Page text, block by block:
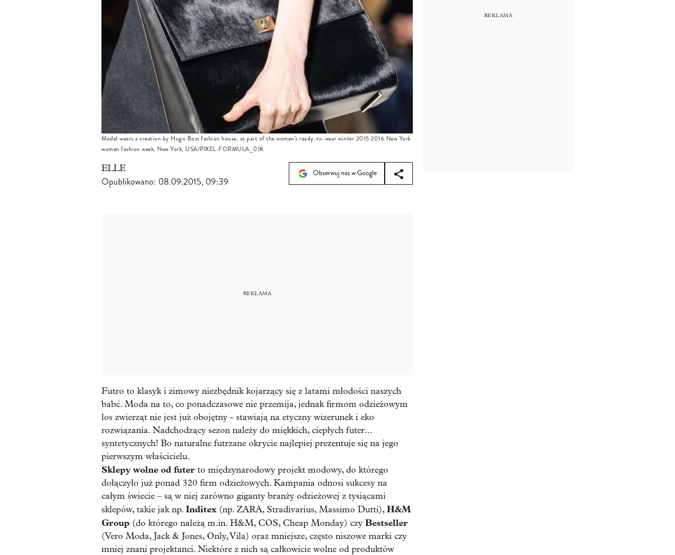
Model wears a creation by Hugo Boss fashion house, as part of the women’s ready-to-wear winter 2015 2016 New York
women fashion week, New York, USA/PIXEL-FORMULA_018
ELLE
Opublikowano: 08.09.2015, 09:39
Obserwuj nas w Google
Futro to klasyk i zimowy niezbędnik kojarzący się z latami młodości naszych
babć. Moda na to, co ponadczasowe nie przemija, jednak firmom odzieżowym
los zwierząt nie jest już obojętny - stawiają na etyczny wizerunek i eko
rozwiązania. Nadchodzący sezon należy do miękkich, ciepłych futer...
syntetycznych! Bo naturalne futrzane okrycie najlepiej prezentuje się na jego
pierwszym właścicielu.
Sklepy wolne od futer to międzynarodowy projekt modowy, do którego
dołączyło już ponad 320 firm odzieżowych. Kampania odnosi sukcesy na
całym świecie – są w niej zarówno giganty branży odzieżowej z tysiącami
sklepów, takie jak np. Inditex (np. ZARA, Stradivarius, Massimo Dutti),H&M
Group (do którego należą m.in. H&M, COS, Cheap Monday) czy Bestseller
(Vero Moda, Jack & Jones, Only, Vila) oraz mniejsze, często niszowe marki czy
mniej znani projektanci. Niektóre z nich są całkowicie wolne od produktów